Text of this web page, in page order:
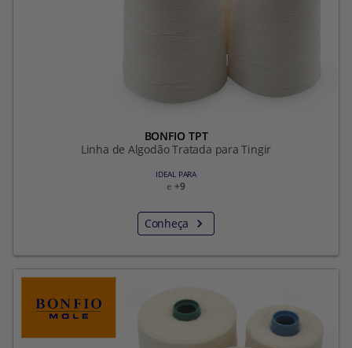
BONFIO TPT
Linha de Algodão Tratada para Tingir
IDEAL PARA
e +9
Conheça